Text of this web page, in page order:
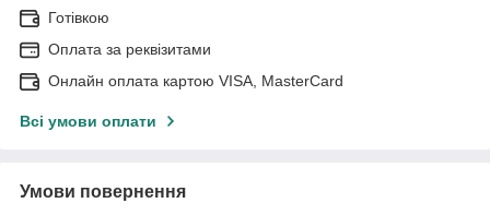
Готівкою
Оплата за реквізитами
Онлайн оплата картою VISA, MasterCard
Всі умови оплати
Умови повернення